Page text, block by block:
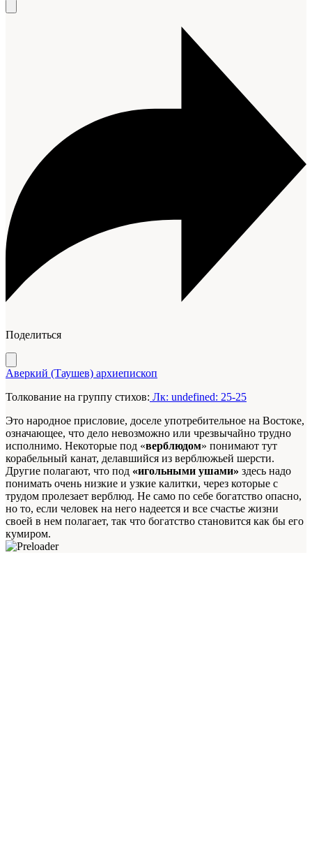
Поделиться
Аверкий (Таушев) архиепископ
Толкование на группу стихов: Лк: undefined: 25-25
Это народное присловие, доселе употребительное на Востоке,
означающее, что дело невозможно или чрезвычайно трудно
исполнимо. Некоторые под «верблюдом» понимают тут
корабельный канат, делавшийся из верблюжьей шерсти.
Другие полагают, что под «игольными ушами» здесь надо
понимать очень низкие и узкие калитки, через которые с
трудом пролезает верблюд. Не само по себе богатство опасно,
но то, если человек на него надеется и все счастье жизни
своей в нем полагает, так что богатство становится как бы его
кумиром.